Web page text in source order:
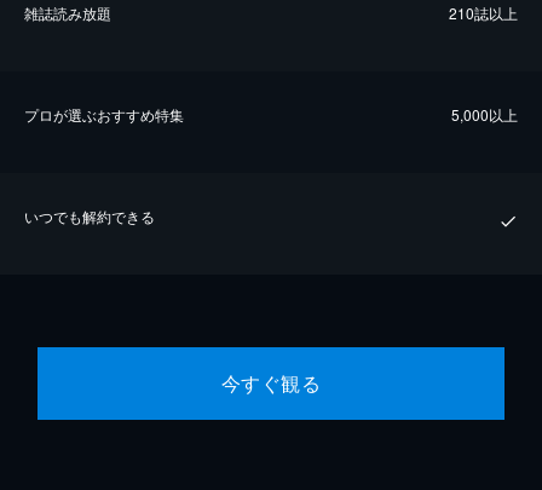
雑誌読み放題 210誌以上
プロが選ぶおすすめ特集 5,000以上
いつでも解約できる
今すぐ観る